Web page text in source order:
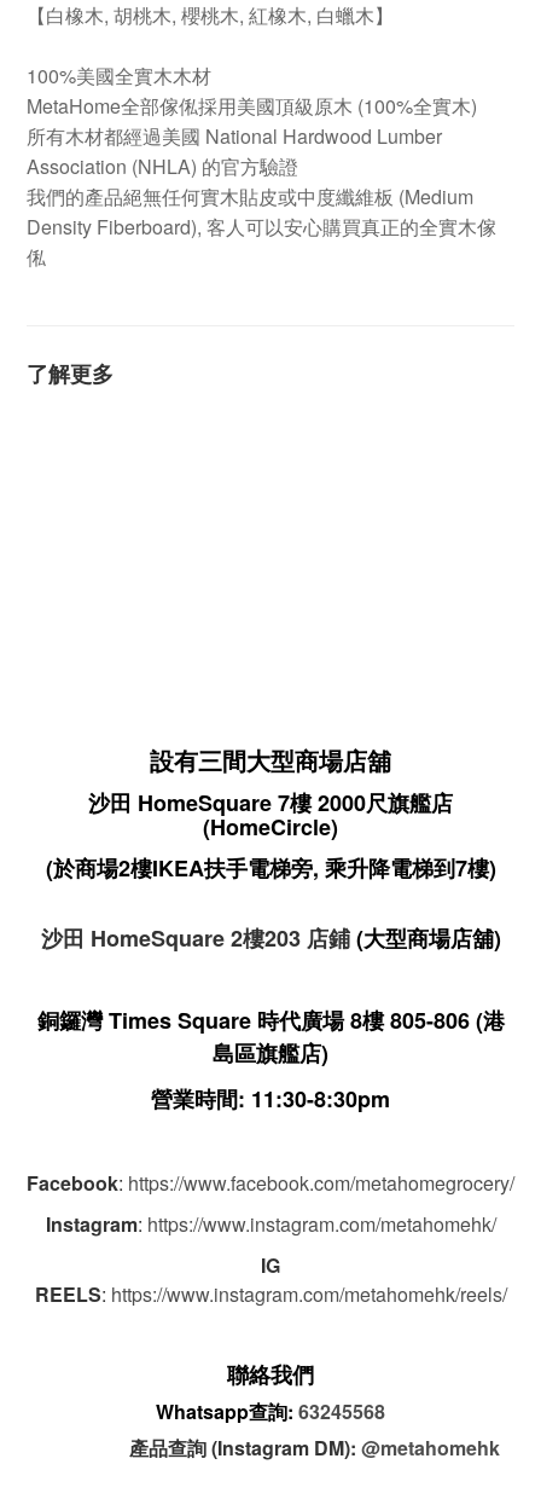
【白橡木, 胡桃木, 櫻桃木, 紅橡木, 白蠟木】
100%美國全實木木材
MetaHome全部傢俬採用美國頂級原木 (100%全實木)
所有木材都經過美國 National Hardwood Lumber
Association (NHLA) 的官方驗證
我們的產品絕無任何實木貼皮或中度纖維板 (Medium
Density Fiberboard), 客人可以安心購買真正的全實木傢
俬
了解更多
設有三間大型商場店舖
沙田 HomeSquare 7樓 2000尺旗艦店
(HomeCircle)
(於商場2樓IKEA扶手電梯旁, 乘升降電梯到7樓)
沙田 HomeSquare 2樓203 店鋪(大型商場店舖)
銅鑼灣 Times Square 時代廣場 8樓 805-806(港
島區旗艦店)
營業時間: 11:30-8:30pm
Facebook: https://www.facebook.com/metahomegrocery/
Instagram: https://www.instagram.com/metahomehk/
IG
REELS: https://www.instagram.com/metahomehk/reels/
聯絡我們
Whatsapp查詢: 63245568
產品查詢 (Instagram DM): @metahomehk